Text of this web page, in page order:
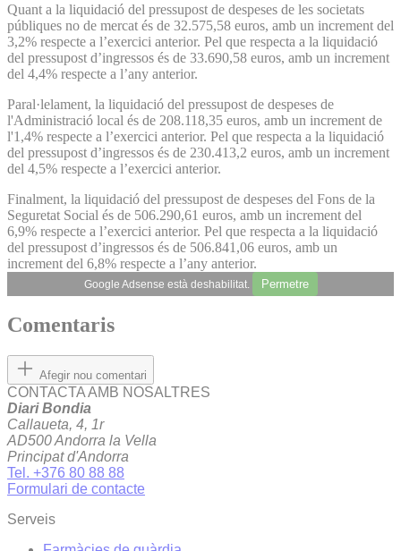
Quant a la liquidació del pressupost de despeses de les societats
públiques no de mercat és de 32.575,58 euros, amb un increment del
3,2% respecte a l’exercici anterior. Pel que respecta a la liquidació
del pressupost d’ingressos és de 33.690,58 euros, amb un increment
del 4,4% respecte a l’any anterior.
Paral·lelament, la liquidació del pressupost de despeses de
l'Administració local és de 208.118,35 euros, amb un increment de
l'1,4% respecte a l’exercici anterior. Pel que respecta a la liquidació
del pressupost d’ingressos és de 230.413,2 euros, amb un increment
del 4,5% respecte a l’exercici anterior.
Finalment, la liquidació del pressupost de despeses del Fons de la
Seguretat Social és de 506.290,61 euros, amb un increment del
6,9% respecte a l’exercici anterior. Pel que respecta a la liquidació
del pressupost d’ingressos és de 506.841,06 euros, amb un
increment del 6,8% respecte a l’any anterior.
Google Adsense està deshabilitat. Permetre
Comentaris
Afegir nou comentari
CONTACTA AMB NOSALTRES
Diari Bondia
Callaueta, 4, 1r
AD500 Andorra la Vella
Principat d'Andorra
Tel. +376 80 88 88
Formulari de contacte
Serveis